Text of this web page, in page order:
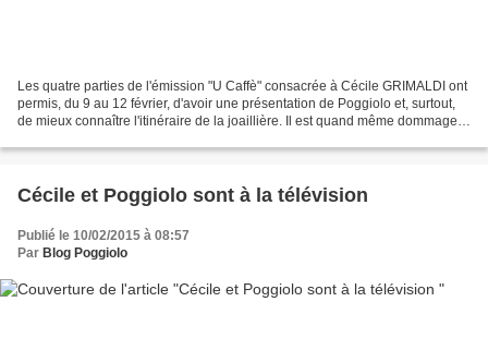
Les quatre parties de l'émission "U Caffè" consacrée à Cécile GRIMALDI ont
permis, du 9 au 12 février, d'avoir une présentation de Poggiolo et, surtout,
de mieux connaître l'itinéraire de la joaillière. Il est quand même dommage
Cécile et Poggiolo sont à la télévision
Publié le 10/02/2015 à 08:57
Par Blog Poggiolo